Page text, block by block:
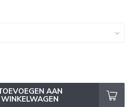
AAN
WINKELWAGEN